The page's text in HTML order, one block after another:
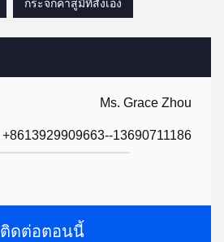
Ms. Grace Zhou
+8613929909663--13690711186
ติดต่อตอนนี้
กระจกคาสูมิที่สั่งเอง